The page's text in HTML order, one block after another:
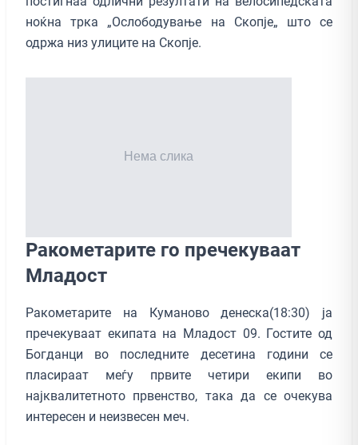
ноќна трка „Ослободување на Скопје„ што се
одржа низ улиците на Скопје.
Ракометарите го пречекуваат
Младост
Ракометарите на Куманово денеска(18:30) ја
пречекуваат екипата на Младост 09. Гостите од
Богданци во последните десетина години се
пласираат меѓу првите четири екипи во
најквалитетното првенство, така да се очекува
интересен и неизвесен меч.